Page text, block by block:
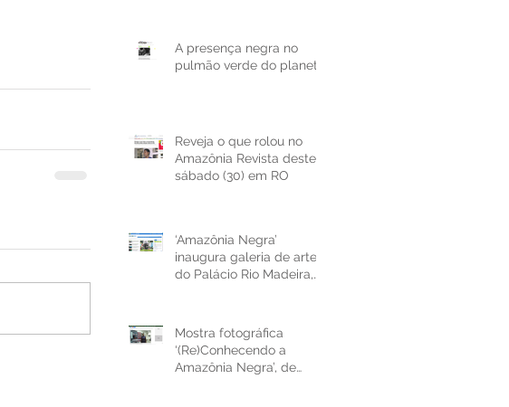
A presença negra no
pulmão verde do planeta
Reveja o que rolou no
Amazônia Revista deste
sábado (30) em RO
‘Amazônia Negra’
inaugura galeria de artes
do Palácio Rio Madeira,
Mostra fotográfica
‘(Re)Conhecendo a
Amazônia Negra’, de